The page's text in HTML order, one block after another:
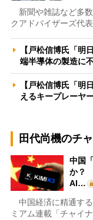
新聞や雑誌など多
クアドバイザーズ代
【戸松信博氏「明
端半導体の製造に
【戸松信博氏「明
えるキープレー
田代尚機のチ
中国
か？
AI…
中国経済に精通す
ミアム連載「チャイ